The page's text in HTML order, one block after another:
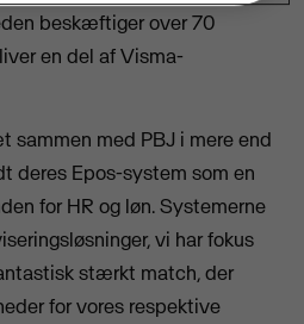
beskæftiger over 70
en del af Visma-
med PBJ i mere end
deres Epos-system som en
for HR og løn. Systemerne
vi har fokus
stærkt match, der
for vores respektive